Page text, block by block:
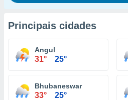
Principais cidades
Angul
31° 25°
Bhubaneswar
33° 25°